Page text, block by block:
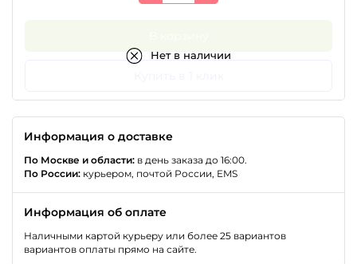
Нет в наличии
Информация о доставке
По Москве и области: в день заказа до 16:00.
По России: курьером, почтой России, EMS
Информация об оплате
Наличными картой курьеру или более 25 вариантов
вариантов оплаты прямо на сайте.